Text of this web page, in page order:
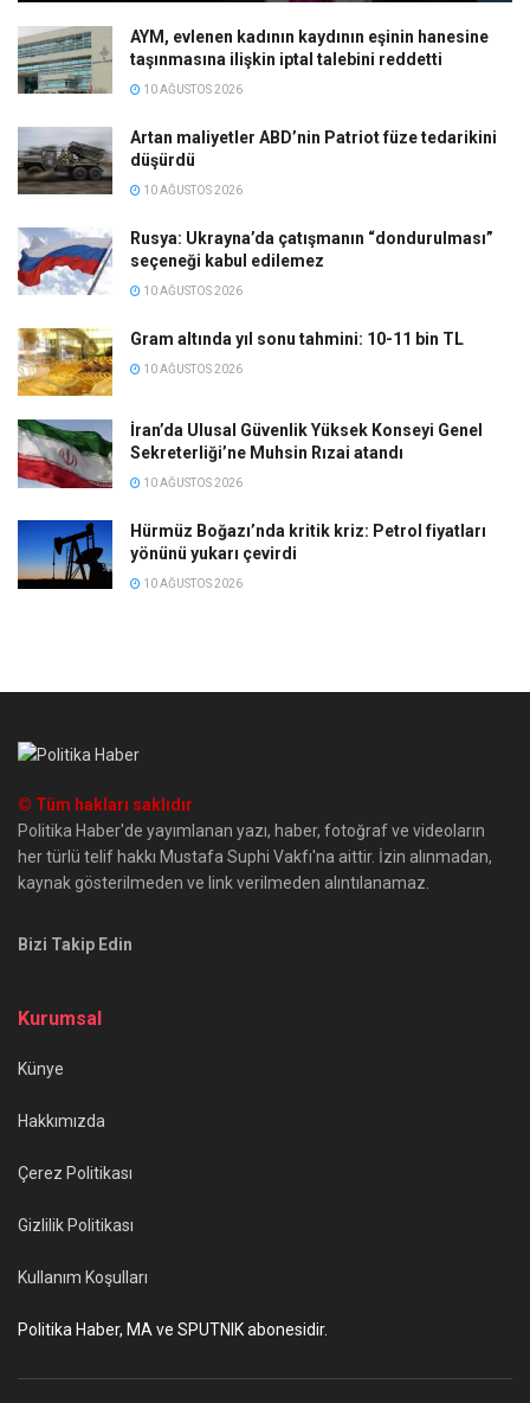
AYM, evlenen kadının kaydının eşinin hanesine
taşınmasına ilişkin iptal talebini reddetti
10 AĞUSTOS 2026
Artan maliyetler ABD’nin Patriot füze tedarikini
düşürdü
10 AĞUSTOS 2026
Rusya: Ukrayna’da çatışmanın “dondurulması”
seçeneği kabul edilemez
10 AĞUSTOS 2026
Gram altında yıl sonu tahmini: 10-11 bin TL
10 AĞUSTOS 2026
İran’da Ulusal Güvenlik Yüksek Konseyi Genel
Sekreterliği’ne Muhsin Rızai atandı
10 AĞUSTOS 2026
Hürmüz Boğazı’nda kritik kriz: Petrol fiyatları
yönünü yukarı çevirdi
10 AĞUSTOS 2026
© Tüm hakları saklıdır
Politika Haber'de yayımlanan yazı, haber, fotoğraf ve videoların
her türlü telif hakkı Mustafa Suphi Vakfı'na aittir. İzin alınmadan,
kaynak gösterilmeden ve link verilmeden alıntılanamaz.
Bizi Takip Edin
Kurumsal
Künye
Hakkımızda
Çerez Politikası
Gizlilik Politikası
Kullanım Koşulları
Politika Haber, MA ve SPUTNIK abonesidir.